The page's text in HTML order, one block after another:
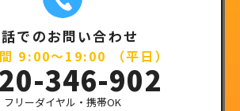
でのお問い合わせ
9:00～19:00 （平日）
346-902
フリーダイヤル・携帯OK